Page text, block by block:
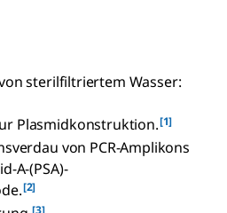
sterilfiltriertem Wasser:
Plasmidkonstruktion.[1]
von PCR-Amplikons
A-(PSA)-
[2]
[3]